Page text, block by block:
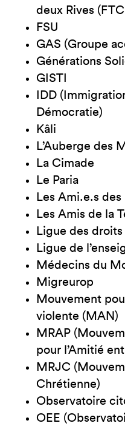
deux Rives
FSU
GAS (Groupe
Générations
GISTI
IDD
Démocratie)
Kâli
L’Auberge des
La Cimade
Le Paria
Les Ami.e.s
Les Amis de la
Ligue des droits
Ligue de
Médecins du
Migreurop
Mouvement
violente (MAN)
MRAP
pour l’Amitié
MRJC
Chrétienne)
Observatoire
OEE